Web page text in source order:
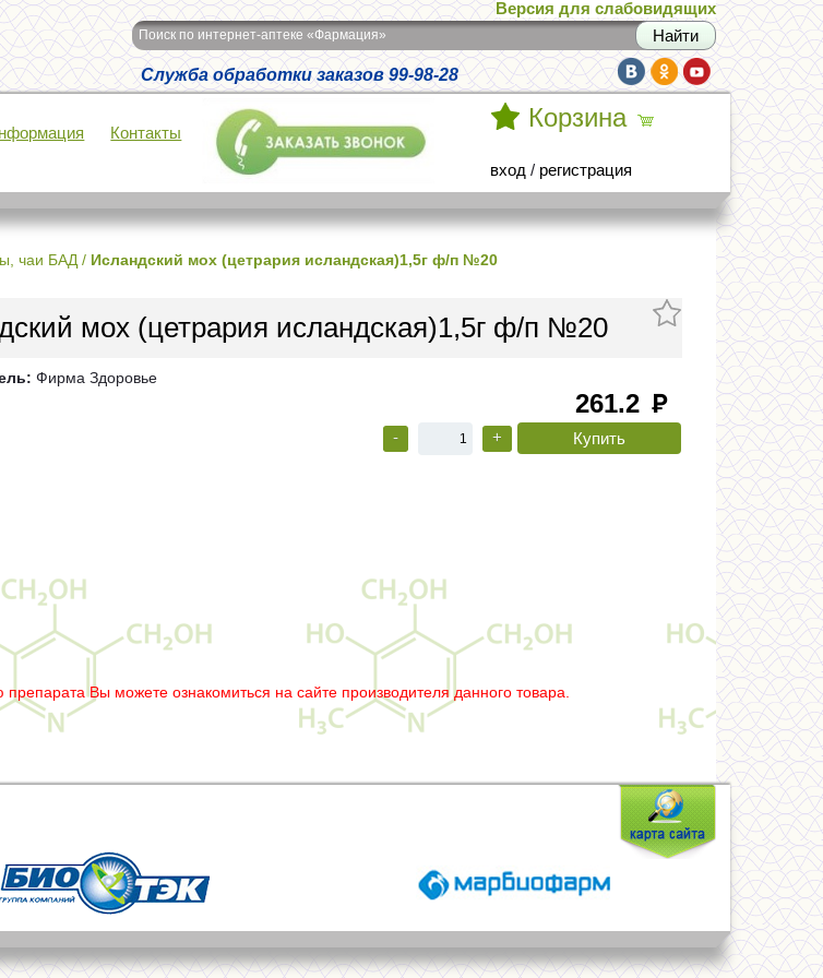
Версия для слабовидящих
Поиск по интернет-аптеке «Фармация»
Служба обработки заказов 99-98-28
Контакты
Корзина
вход / регистрация
чаи БАД / Исландский мох (цетрария исландская)1,5г ф/п №20
мох (цетрария исландская)1,5г ф/п №20
Фирма Здоровье
261.2 руб
- +
Вы можете ознакомиться на сайте производителя данного товара.